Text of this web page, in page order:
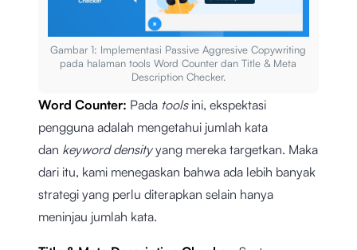
Gambar 1: Implementasi Passive Aggresive Copywriting
pada halaman tools Word Counter dan Title & Meta
Description Checker.
Word Counter: Pada tools ini, ekspektasi
pengguna adalah mengetahui jumlah kata
dan keyword densityyang mereka targetkan. Maka
dari itu, kami menegaskan bahwa ada lebih banyak
strategi yang perlu diterapkan selain hanya
meninjau jumlah kata.